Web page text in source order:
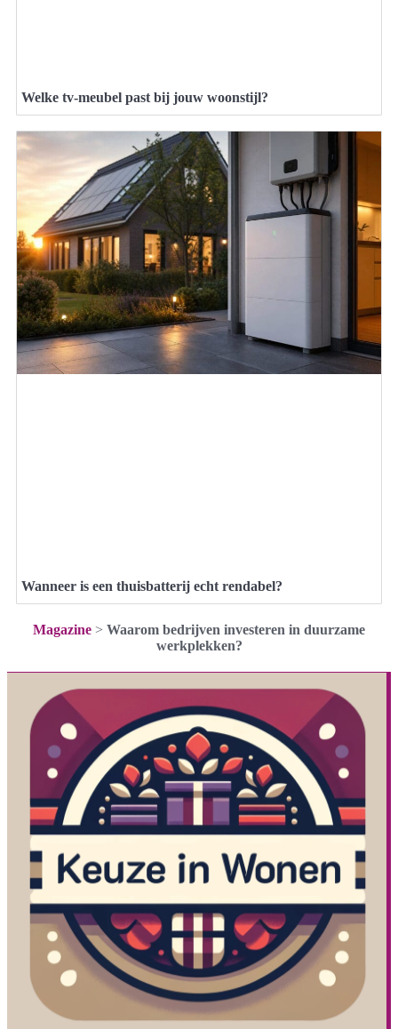
Welke tv-meubel past bij jouw woonstijl?
Wanneer is een thuisbatterij echt rendabel?
Magazine > Waarom bedrijven investeren in duurzame
werkplekken?